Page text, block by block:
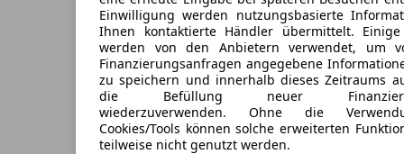
Einwilligung werden nutzungsbasierte
Ihnen kontaktierte Händler übermittelt. Einige
werden von den Anbietern verwendet, um
Finanzierungsanfragen angegebene
zu speichern und innerhalb dieses Zeitraums
die Befüllung neuer
wiederzuverwenden. Ohne die
Cookies/Tools können solche erweiterten
teilweise nicht genutzt werden.